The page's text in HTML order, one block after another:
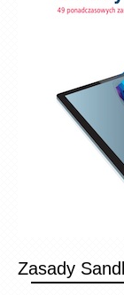
Zasady